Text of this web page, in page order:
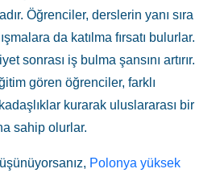
Öğrenciler, derslerin yanı sıra
da katılma fırsatı bulurlar.
sonrası iş bulma şansını artırır.
gören öğrenciler, farklı
kurarak uluslararası bir
sahip olurlar.
Polonya yüksek